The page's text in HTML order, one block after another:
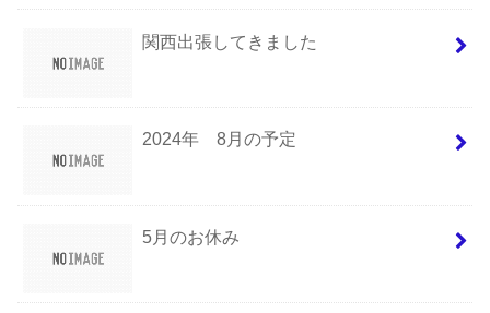
関西出張してきました
2024年 8月の予定
5月のお休み